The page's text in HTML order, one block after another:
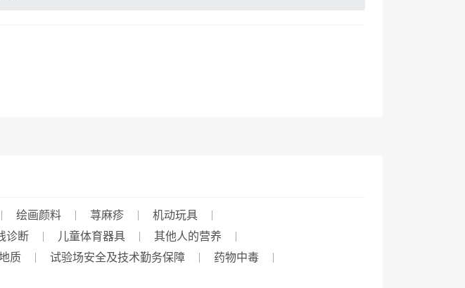
绘画颜料 荨麻疹
机动玩具
诊断 儿童体育器具
其他人的营养
质 试验场安全及技术勤务保障
药物中毒